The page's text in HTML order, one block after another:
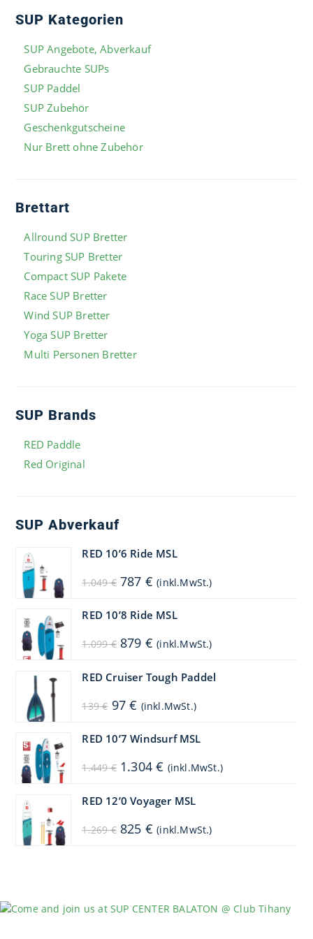
SUP Kategorien
SUP Angebote, Abverkauf
Gebrauchte SUPs
SUP Paddel
SUP Zubehör
Geschenkgutscheine
Nur Brett ohne Zubehör
Brettart
Allround SUP Bretter
Touring SUP Bretter
Compact SUP Pakete
Race SUP Bretter
Wind SUP Bretter
Yoga SUP Bretter
Multi Personen Bretter
SUP Brands
RED Paddle
Red Original
SUP Abverkauf
RED 10’6 Ride MSL
1.049€ Ursprünglicher
Preis
1.049 €
787 € Aktueller
Preis
(inkl.MwSt.)
RED 10’8 Ride MSL
1.099€ Ursprünglicher
Preis
1.099 €
879 € Aktueller
Preis
879 €.
(inkl.MwSt.)
RED Cruiser Tough Paddel
139€ Ursprünglicher
Preis
97€ Aktueller
Preis
97 €.
(inkl.MwSt.)
RED 10’7 Windsurf MSL
1.449€ Ursprünglicher
Preis
1.304€ Aktueller
Preis
(inkl.MwSt.)
RED 12’0 Voyager MSL
1.269€ Ursprünglicher
Preis
825 € Aktueller
Preis
(inkl.MwSt.)